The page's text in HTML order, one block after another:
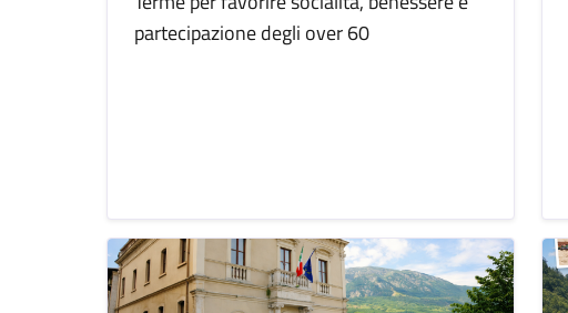
partecipazione degli over 60